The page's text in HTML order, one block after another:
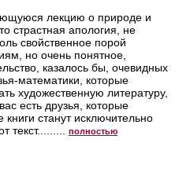
лекцию о природе и
страстная апология, не
свойственное порой
но очень понятное,
казалось бы, очевидных
математики, которые
художественную литературу,
есть друзья, которые
станут исключительно
текст.........
полностью